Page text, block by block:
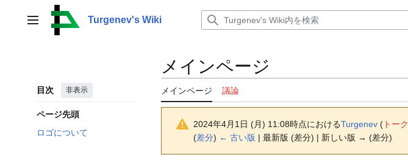
メインメニューTurgenev's Wiki
目次 非表示
ページ先頭
ロゴについて
メインページ
メインページ 議論
2024年4月1日 (月) 11:08時点におけるTurgenev ( トーク
(差分) ← 古い版 | 最新版 (差分) | 新しい版 → (差分)